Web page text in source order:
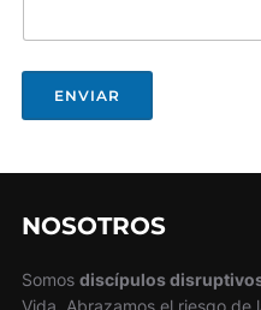
ENVIAR
NOSOTROS
Somos discípulos